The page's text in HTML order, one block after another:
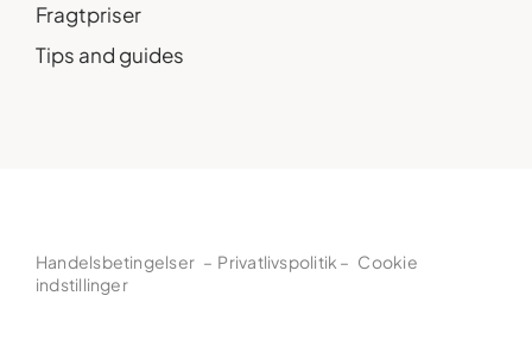
Fragtpriser
Tips and guides
Handelsbetingelser – Privatlivspolitik – Cookie
indstillinger